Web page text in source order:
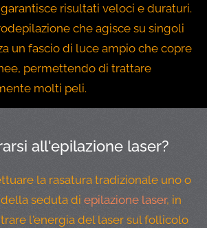
garantisce risultati veloci e duraturi.
che agisce su singoli
un fascio di luce ampio che copre
permettendo di trattare
molti peli.
all'epilazione laser?
la rasatura tradizionale uno o
seduta di epilazione laser, in
l'energia del laser sul follicolo